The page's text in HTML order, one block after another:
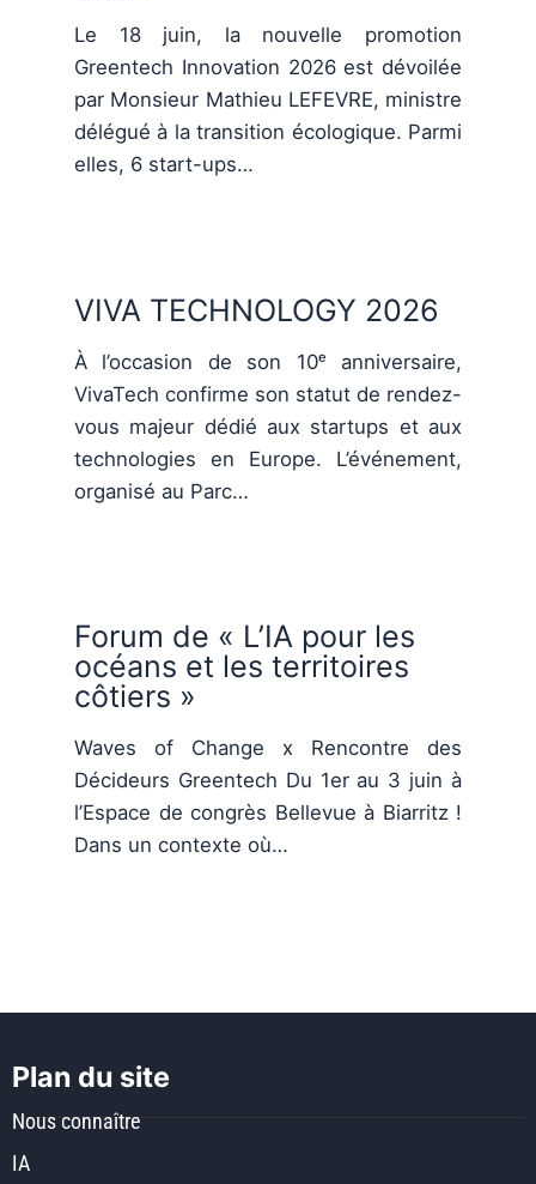
Le 18 juin, la nouvelle promotion
Greentech Innovation 2026 est dévoilée
par Monsieur Mathieu LEFEVRE, ministre
délégué à la transition écologique. Parmi
elles, 6 start-ups…
VIVA TECHNOLOGY 2026
À l’occasion de son 10ᵉ anniversaire,
VivaTech confirme son statut de rendez-
vous majeur dédié aux startups et aux
technologies en Europe. L’événement,
organisé au Parc…
Forum de « L’IA pour les
océans et les territoires
côtiers »
Waves of Change x Rencontre des
Décideurs Greentech Du 1er au 3 juin à
l’Espace de congrès Bellevue à Biarritz !
Dans un contexte où…
Plan du site
Nous connaître
IA